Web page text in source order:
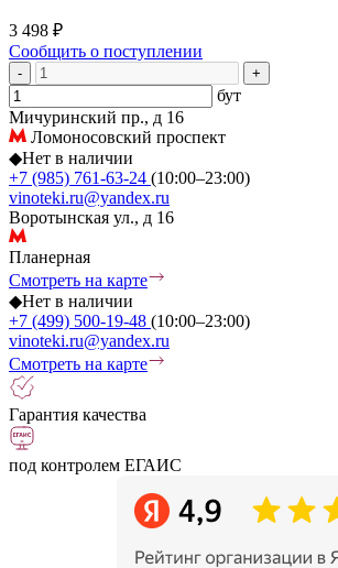
3 498 ₽
Сообщить о поступлении
- +
бут
Мичуринский пр., д 16
Ломоносовский проспект
◆Нет в наличии
+7 (985) 761-63-24 (10:00–23:00)
vinoteki.ru@yandex.ru
Воротынская ул., д 16
Планерная
Смотреть на карте
◆Нет в наличии
+7 (499) 500-19-48 (10:00–23:00)
vinoteki.ru@yandex.ru
Смотреть на карте
Гарантия качества
под контролем ЕГАИС